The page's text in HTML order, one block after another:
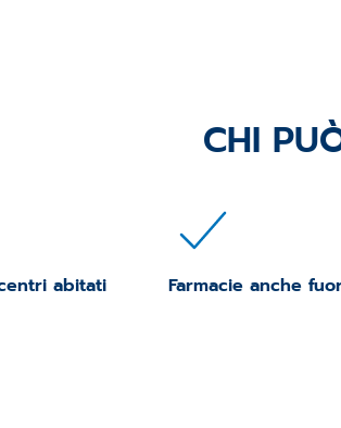
CHI
abitati
Farmacie anche